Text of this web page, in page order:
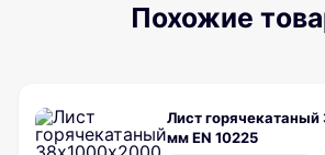
Похожие
Лист
мм EN 10225